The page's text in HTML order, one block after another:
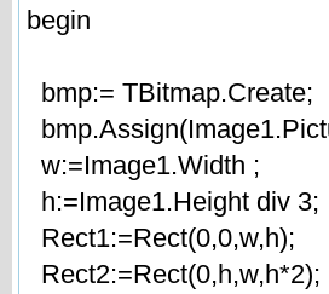
begin
bmp:= TBitmap.Create;
w:=Image1.Width ;
h:=Image1.Height div 3;
Rect1:=Rect(0,0,w,h);
Rect2:=Rect(0,h,w,h*2);